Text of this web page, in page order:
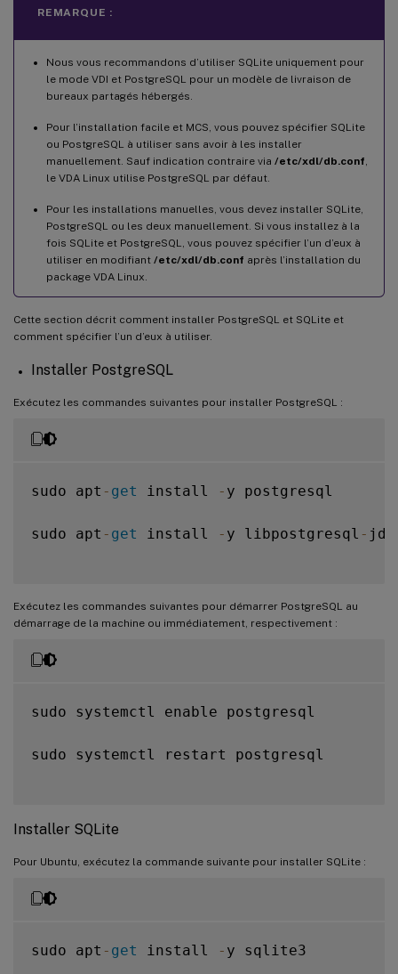
REMARQUE :
Nous vous recommandons d’utiliser SQLite uniquement pour
le mode VDI et PostgreSQL pour un modèle de livraison de
bureaux partagés hébergés.
Pour l’installation facile et MCS, vous pouvez spécifier SQLite
ou PostgreSQL à utiliser sans avoir à les installer
manuellement. Sauf indication contraire via /etc/xdl/db.conf
le VDA Linux utilise PostgreSQL par défaut.
Pour les installations manuelles, vous devez installer SQLite,
PostgreSQL ou les deux manuellement. Si vous installez à la
fois SQLite et PostgreSQL, vous pouvez spécifier l’un d’eux à
utiliser en modifiant /etc/xdl/db.conf après l’installation du
package VDA Linux.
Cette section décrit comment installer PostgreSQL et SQLite et
comment spécifier l’un d’eux à utiliser.
Installer PostgreSQL
Exécutez les commandes suivantes pour installer PostgreSQL :
sudo apt - get install - y postgresql
sudo apt - get install - y libpostgresql -
Exécutez les commandes suivantes pour démarrer PostgreSQL au
démarrage de la machine ou immédiatement, respectivement :
sudo systemctl enable postgresql
sudo systemctl restart postgresql
Installer SQLite
Pour Ubuntu, exécutez la commande suivante pour installer SQLite :
sudo apt - get install - y sqlite3